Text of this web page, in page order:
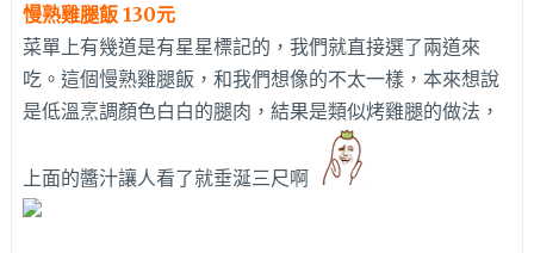
慢熟雞腿飯 130元
菜單上有幾道是有星星標記的，我們就直接選了兩道來
吃。這個慢熟雞腿飯，和我們想像的不太一樣，本來想說
是低溫烹調顏色白白的腿肉，結果是類似烤雞腿的做法，
上面的醬汁讓人看了就垂涎三尺啊